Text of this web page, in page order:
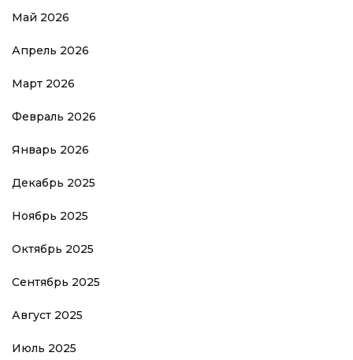
Май 2026
Апрель 2026
Март 2026
Февраль 2026
Январь 2026
Декабрь 2025
Ноябрь 2025
Октябрь 2025
Сентябрь 2025
Август 2025
Июль 2025